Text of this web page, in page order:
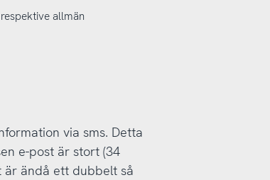
allmän
via sms. Detta
e-post är stort (34
är ändå ett dubbelt så